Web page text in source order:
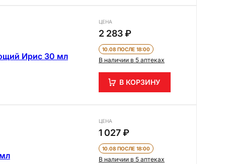
Ирис 30 мл
ЦЕНА
2 283 ₽
10.08 ПОСЛЕ 18:00
В наличии в 5 аптеках
В КОРЗИНУ
ЦЕНА
1 027 ₽
10.08 ПОСЛЕ 18:00
В наличии в 5 аптеках